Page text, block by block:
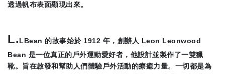
透過帆布表面顯現出來。
L. LBean 的故事始於 1912 年，創辦人 Leon Leonwood
Bean 是一位真正的戶外運動愛好者，他設計並製作了一雙獵
靴。旨在啟發和幫助人們體驗戶外活動的療癒力量。一切都是為